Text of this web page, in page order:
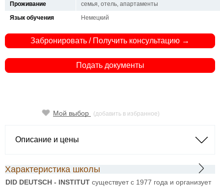
Проживание
семья, отель, апартаменты
Язык обучения
Немецкий
Забронировать / Получить консультацию →
Подать документы
Мой выбор (добавить в избранное)
Описание и цены
Характеристика школы
DID DEUTSCH - INSTITUT существует с 1977 года и организует